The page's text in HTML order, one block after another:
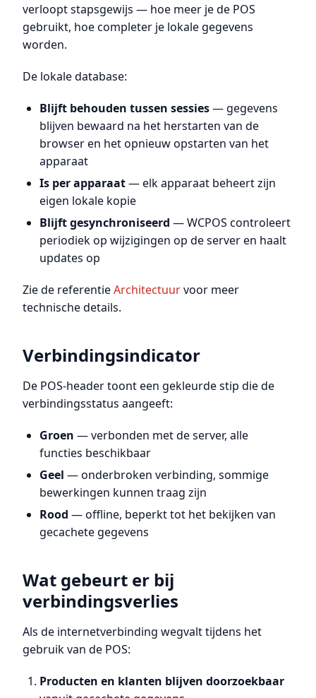
verloopt stapsgewijs — hoe meer je de POS
gebruikt, hoe completer je lokale gegevens
worden.
De lokale database:
Blijft behouden tussen sessies— gegevens
blijven bewaard na het herstarten van de
browser en het opnieuw opstarten van het
apparaat
Is per apparaat— elk apparaat beheert zijn
eigen lokale kopie
Blijft gesynchroniseerd — WCPOS controleert
periodiek op wijzigingen op de server en haalt
updates op
Zie de referentieArchitectuurvoor meer
technische details.
Verbindingsindicator
De POS-header toont een gekleurde stip die de
verbindingsstatus aangeeft:
Groen — verbonden met de server, alle
functies beschikbaar
Geel — onderbroken verbinding, sommige
bewerkingen kunnen traag zijn
Rood — offline, beperkt tot het bekijken van
gecachete gegevens
Wat gebeurt er bij
verbindingsverlies
Als de internetverbinding wegvalt tijdens het
gebruik van de POS:
Producten en klanten blijven doorzoekbaar